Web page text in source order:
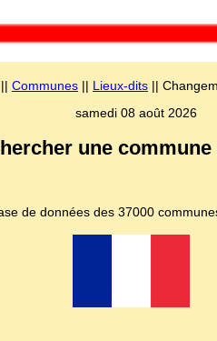
|| Communes || Lieux-dits ||
samedi 08 août 2026
une commune
de données des 37000